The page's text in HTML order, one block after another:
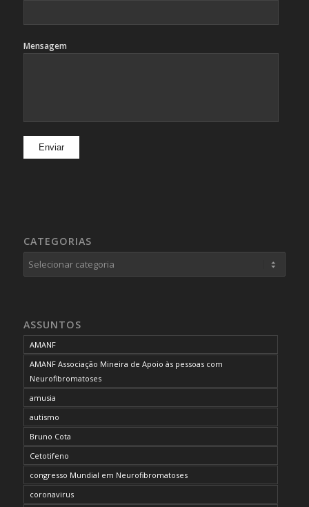
Mensagem
CATEGORIAS
Categorias
ASSUNTOS
AMANF
AMANF Associação Mineira de Apoio às pessoas com
Neurofibromatoses
amusia
autismo
Bruno Cota
Cetotifeno
congresso Mundial em Neurofibromatoses
coronavirus